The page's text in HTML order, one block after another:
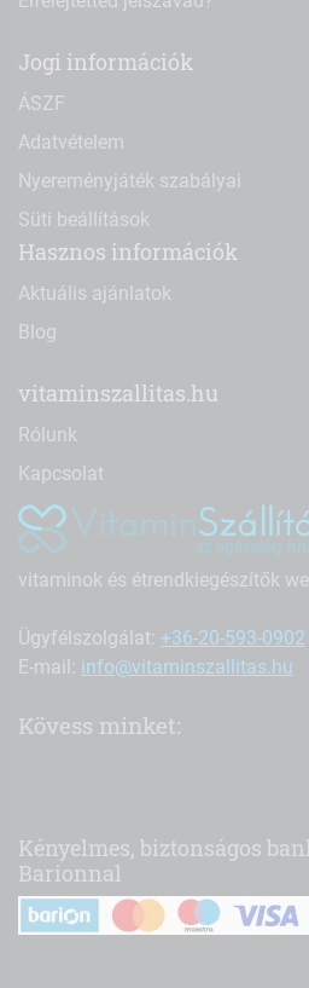
Jogi információk
ÁSZF
Adatvételem
Nyereményjáték szabályai
Süti beállítások
Hasznos információk
Aktuális ajánlatok
Blog
vitaminszallitas.hu
Rólunk
Kapcsolat
vitaminok és étrendkiegészítők
Ügyfélszolgálat: +36-20-593-0902
E-mail: info@vitaminszallitas.hu
Kövess minket:
Kényelmes, biztonságos
Barionnal